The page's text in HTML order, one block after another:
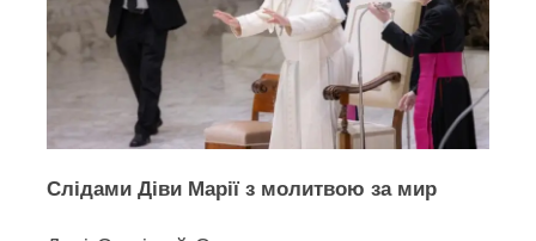
Слідами Діви Марії з молитвою за мир